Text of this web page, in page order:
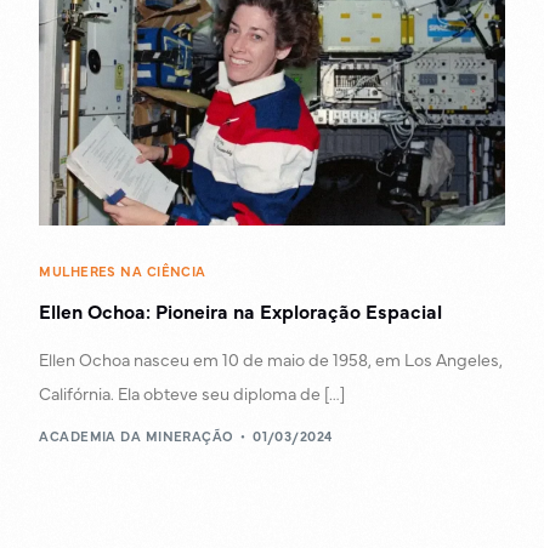
MULHERES NA CIÊNCIA
Ellen Ochoa: Pioneira na Exploração Espacial
Ellen Ochoa nasceu em 10 de maio de 1958, em Los Angeles,
Califórnia. Ela obteve seu diploma de […]
ACADEMIA DA MINERAÇÃO 01/03/2024